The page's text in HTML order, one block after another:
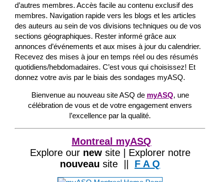
d’autres membres. Accès facile au contenu exclusif des
membres. Navigation rapide vers les blogs et les articles
des auteurs au sein de vos divisions techniques ou de vos
sections géographiques. Rester informé grâce aux
annonces d’événements et aux mises à jour du calendrier.
Recevez des mises à jour en temps réel ou des résumés
quotidiens/hebdomadaires. C’est vous qui choisissez! Et
donnez votre avis par le biais des sondages myASQ.
Bienvenue au nouveau site ASQ de myASQ, une
célébration de vous et de votre engagement envers
l’excellence par la qualité.
Montreal myASQ
Explore our newsite | Explorer notre
nouveau site || F A Q